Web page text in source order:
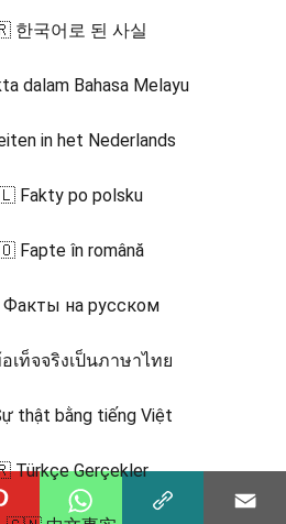
국어로 된 사실
dalam Bahasa Melayu
in het Nederlands
Fakty po polsku
Fapte în română
на русском
ท็จจริงเป็นภาษาไทย
thật bằng tiếng Việt
Gerçekler